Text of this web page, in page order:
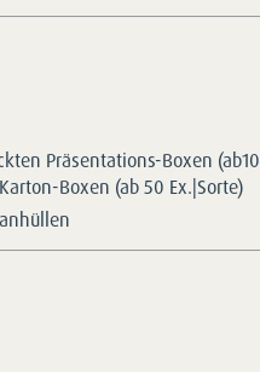
Präsentations-Boxen (ab10
Boxen (ab 50 Ex.|Sorte)